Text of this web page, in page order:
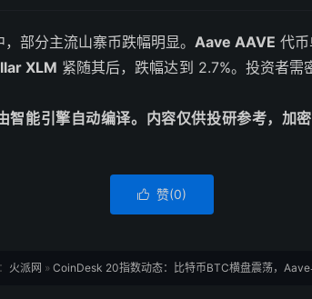
部分主流山寨币跌幅明显。 Aave AAVE 代
XLM 紧随其后，跌幅达到 2.7%。投资者需
智能引擎自动编译。内容仅供投研参考，加
 赞(0)
火派网 » CoinDesk 20指数动态：比特币BTC横盘震荡，